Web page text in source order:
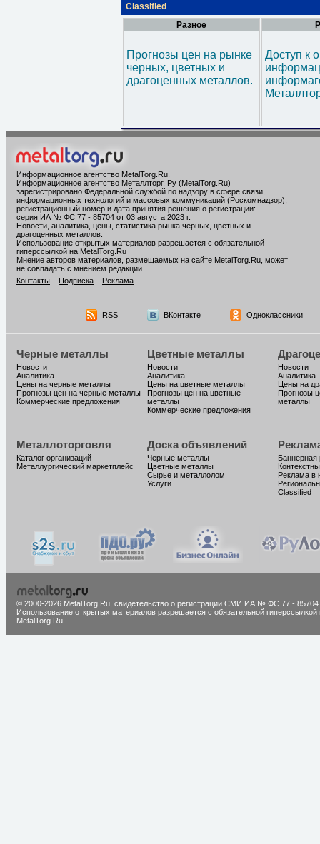
Classified
Разное
Прогнозы цен на рынке
черных, цветных и
драгоценных металлов.
Доступ к
Информационное агентство MetalTorg.Ru
Информационное агентство Металлторг. Ру (MetalTorg.Ru)
зарегистрировано Федеральной службой по надзору в сфере связи,
информационных технологий и массовых коммуникаций (Роскомнадзор),
регистрационный номер и дата принятия решения о регистрации:
серия ИА № ФС 77 - 85704 от 03 августа 2023 г.
Новости, аналитика, цены, статистика рынка черных, цветных и
драгоценных металлов.
Использование открытых материалов разрешается с обязательной
гиперссылкой на MetalTorg.Ru
Мнение авторов материалов, размещаемых на сайте MetalTorg.Ru, может
не совпадать с мнением редакции.
Контакты
Подписка Реклама
RSS ВКонтакте Одноклассники
Черные металлы
Новости
Аналитика
Цены на черные металлы
Прогнозы цен на черные металлы
Коммерческие предложения
Цветные металлы
Новости
Аналитика
Цены на цветные металлы
Прогнозы цен на цветные
металлы
Коммерческие предложения
Новости
Аналитика
Цены на
Прогнозы
металлы
Металлоторговля
Каталог организаций
Металлургический маркетплейс
Доска объявлений
Черные металлы
Цветные металлы
Сырье и металлолом
Услуги
Баннерная
Реклама в
Classified
© 2000-2026 MetalTorg.Ru, cвидетельство о регистрации СМИ ИА № ФС 77 - 85704
Использование открытых материалов разрешается с обязательной гиперссылкой
MetalTorg.Ru